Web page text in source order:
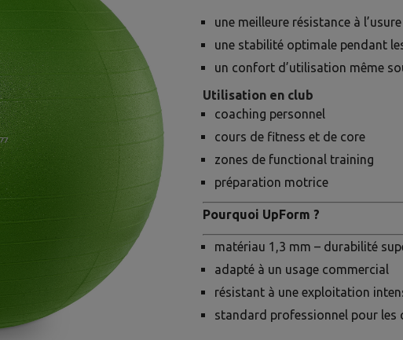
une meilleure résistance à l’usure
une stabilité optimale pendant
un confort d’utilisation même
Utilisation en club
coaching personnel
cours de fitness et de core
zones de functional training
préparation motrice
Pourquoi UpForm ?
matériau 1,3 mm – durabilité
adapté à un usage commercial
résistant à une exploitation
standard professionnel pour les